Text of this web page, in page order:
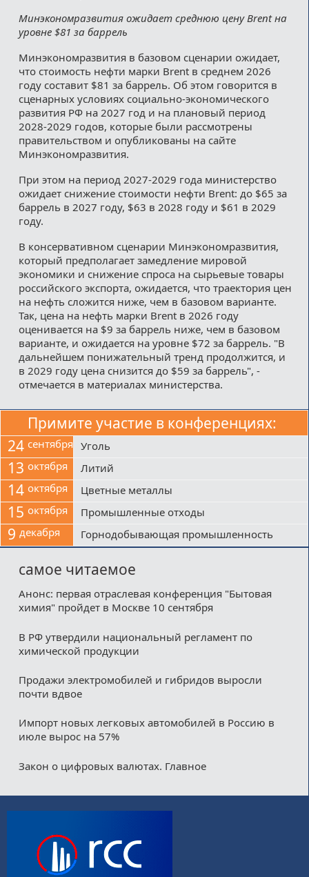
Минэкономразвития ожидает среднюю цену Brent на
уровне $81 за баррель
Минэкономразвития в базовом сценарии ожидает,
что стоимость нефти марки Brent в среднем 2026
году составит $81 за баррель. Об этом говорится в
сценарных условиях социально-экономического
развития РФ на 2027 год и на плановый период
2028-2029 годов, которые были рассмотрены
правительством и опубликованы на сайте
Минэкономразвития.
При этом на период 2027-2029 года министерство
ожидает снижение стоимости нефти Brent: до $65 за
баррель в 2027 году, $63 в 2028 году и $61 в 2029
году.
В консервативном сценарии Минэкономразвития,
который предполагает замедление мировой
экономики и снижение спроса на сырьевые товары
российского экспорта, ожидается, что траектория цен
на нефть сложится ниже, чем в базовом варианте.
Так, цена на нефть марки Brent в 2026 году
оценивается на $9 за баррель ниже, чем в базовом
варианте, и ожидается на уровне $72 за баррель. "В
дальнейшем понижательный тренд продолжится, и
в 2029 году цена снизится до $59 за баррель", -
отмечается в материалах министерства.
Примите участие в конференциях:
24 сентября Уголь
13 октября Литий
14 октября Цветные металлы
15 октября Промышленные отходы
9 декабря Горнодобывающая промышленность
самое читаемое
Анонс: первая отраслевая конференция "Бытовая
химия" пройдет в Москве 10 сентября
В РФ утвердили национальный регламент по
химической продукции
Продажи электромобилей и гибридов выросли
почти вдвое
Импорт новых легковых автомобилей в Россию в
июле вырос на 57%
Закон о цифровых валютах. Главное